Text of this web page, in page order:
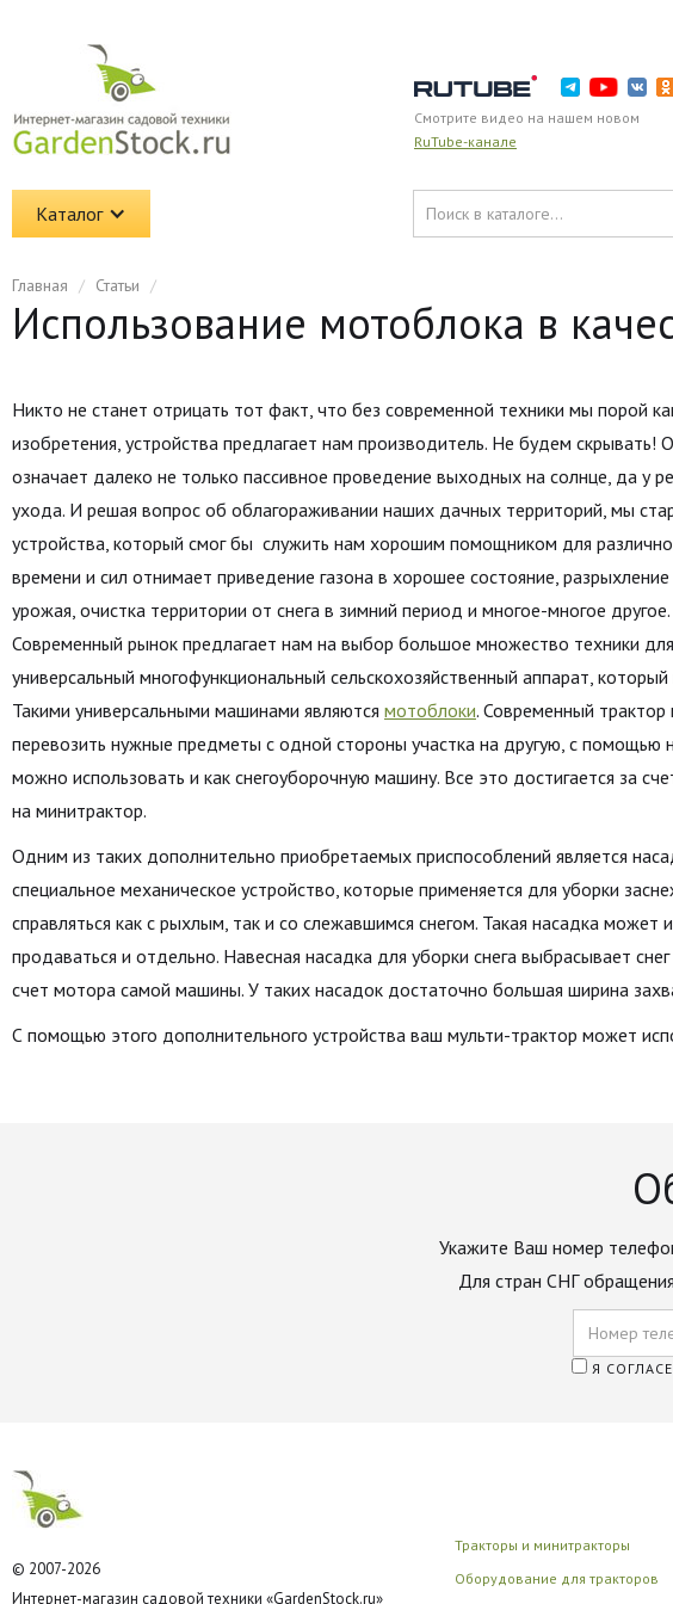
Смотрите видео на нашем новом
RuTube-канале
Каталог
Главная / Статьи /
Использование мотоблока в
Никто не станет отрицать тот факт, что без современной техники мы порой
изобретения, устройства предлагает нам производитель. Не будем
означает далеко не только пассивное проведение выходных на солнце, да у
ухода. И решая вопрос об облагораживании наших дачных территорий, мы
устройства, который смог бы служить нам хорошим помощником для
времени и сил отнимает приведение газона в хорошее состояние,
урожая, очистка территории от снега в зимний период и многое-многое
Современный рынок предлагает нам на выбор большое множество техники
универсальный многофункциональный сельскохозяйственный аппарат,
Такими универсальными машинами являются мотоблоки. Современный
перевозить нужные предметы с одной стороны участка на другую, с помощью
можно использовать и как снегоуборочную машину. Все это достигается за
на минитрактор.
Одним из таких дополнительно приобретаемых приспособлений является
специальное механическое устройство, которые применяется для уборки
справляться как с рыхлым, так и со слежавшимся снегом. Такая насадка
продаваться и отдельно. Навесная насадка для уборки снега выбрасывает
счет мотора самой машины. У таких насадок достаточно большая ширина
С помощью этого дополнительного устройства ваш мульти-трактор может
Укажите Ваш номер
Для стран СНГ
Я
© 2007-2026
Интернет-магазин садовой техники «GardenStock.ru»
Тракторы и минитракторы
Оборудование для тракторов